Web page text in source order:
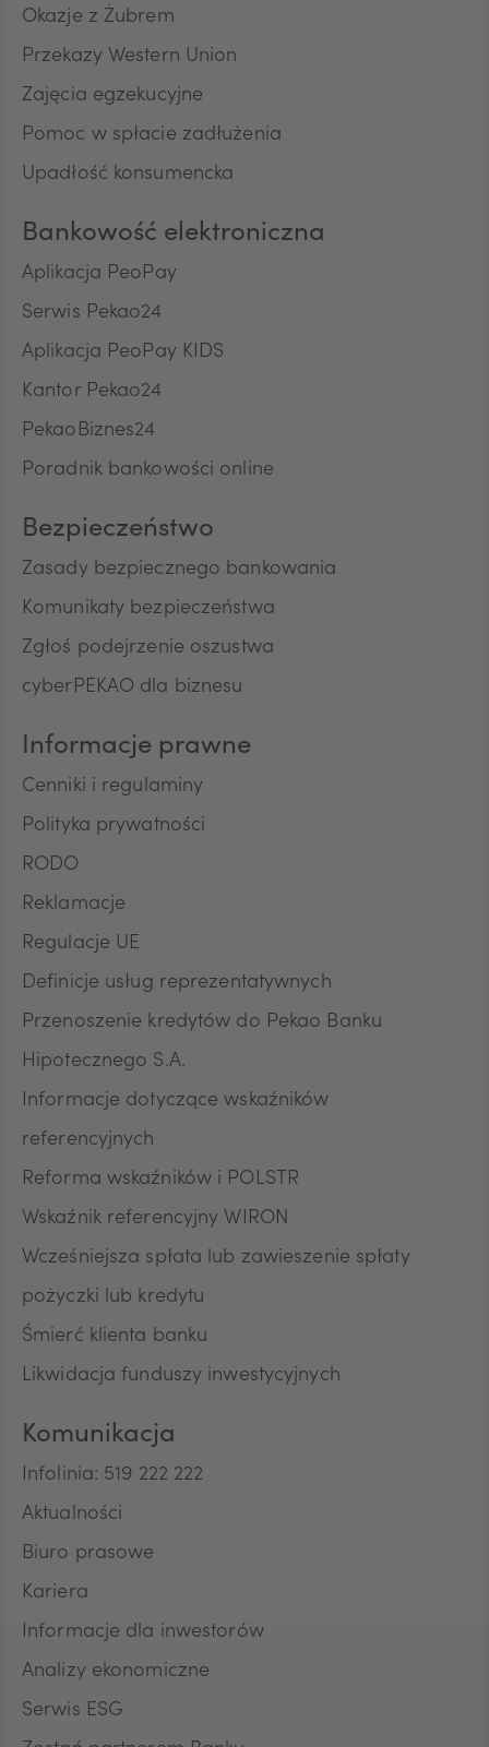
TRY
ZAR
Okazje z Żubrem
Przekazy Western Union
Zajęcia egzekucyjne
Pomoc w spłacie zadłużenia
Upadłość konsumencka
Bankowość elektroniczna
Aplikacja PeoPay
Serwis Pekao24
Aplikacja PeoPay KIDS
Kantor Pekao24
PekaoBiznes24
Poradnik bankowości online
Bezpieczeństwo
Zasady bezpiecznego bankowania
Komunikaty bezpieczeństwa
Zgłoś podejrzenie oszustwa
cyberPEKAO dla biznesu
Informacje prawne
Cenniki i regulaminy
Polityka prywatności
RODO
Reklamacje
Regulacje UE
Definicje usług reprezentatywnych
Przenoszenie kredytów do Pekao Banku
Hipotecznego S.A.
Informacje dotyczące wskaźników
referencyjnych
Reforma wskaźników i POLSTR
Wskaźnik referencyjny WIRON
Wcześniejsza spłata lub zawieszenie spłaty
pożyczki lub kredytu
Śmierć klienta banku
Likwidacja funduszy inwestycyjnych
Komunikacja
Infolinia: 519 222 222
Aktualności
Biuro prasowe
Kariera
Informacje dla inwestorów
Analizy ekonomiczne
Serwis ESG